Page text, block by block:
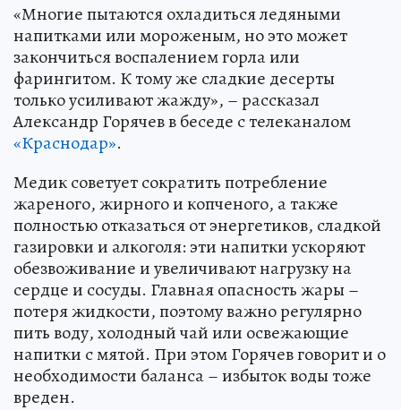
«Многие пытаются охладиться ледяными
напитками или мороженым, но это может
закончиться воспалением горла или
фарингитом. К тому же сладкие десерты
только усиливают жажду», – рассказал
Александр Горячев в беседе с телеканалом
«Краснодар».
Медик советует сократить потребление
жареного, жирного и копченого, а также
полностью отказаться от энергетиков, сладкой
газировки и алкоголя: эти напитки ускоряют
обезвоживание и увеличивают нагрузку на
сердце и сосуды. Главная опасность жары –
потеря жидкости, поэтому важно регулярно
пить воду, холодный чай или освежающие
напитки с мятой. При этом Горячев говорит и о
необходимости баланса – избыток воды тоже
вреден.